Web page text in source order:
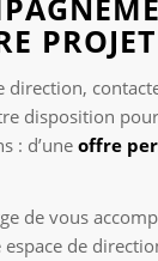
PROJET
direction,
disposition
: d’uneoffre
de vous
espace de